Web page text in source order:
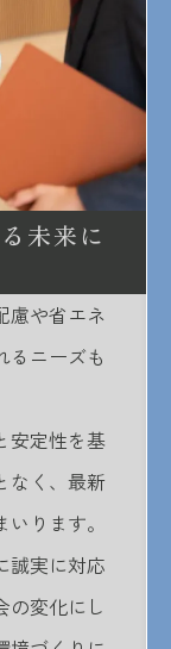
未来に
慮や省エネ
るニーズも
安定性を基
なく、最新
ります。
誠実に対応
の変化にし